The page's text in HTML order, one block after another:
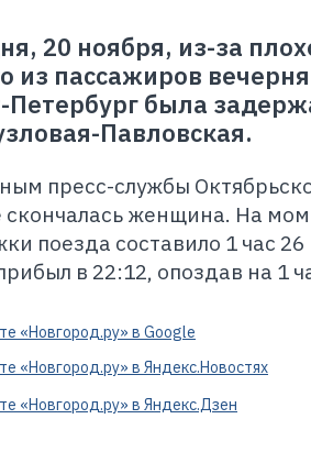
20 ноября, из-за
из пассажиров
Петербург была
Павловская.
пресс-службы
скончалась женщина. На
поезда составило 1 час
в 22:12, опоздав на 1
«Новгород.ру» в Google
«Новгород.ру» в Яндекс.Новостях
«Новгород.ру» в Яндекс.Дзен